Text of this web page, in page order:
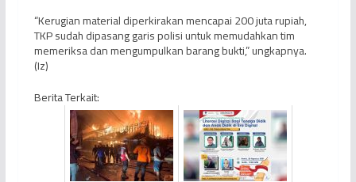
“Kerugian material diperkirakan mencapai 200 juta rupiah,
TKP sudah dipasang garis polisi untuk memudahkan tim
memeriksa dan mengumpulkan barang bukti,” ungkapnya.
(Iz)
Berita Terkait: